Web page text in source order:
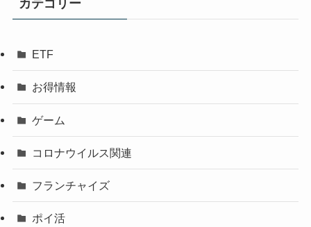
カテゴリー
ETF
お得情報
ゲーム
コロナウイルス関連
フランチャイズ
ポイ活